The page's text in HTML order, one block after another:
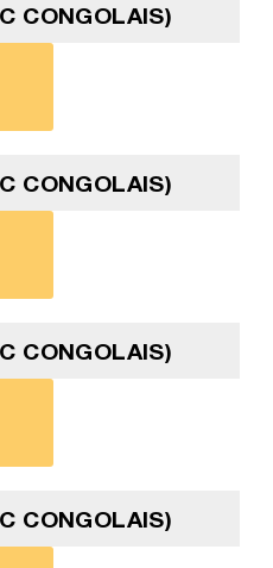
CONGOLAIS)
CONGOLAIS)
CONGOLAIS)
CONGOLAIS)